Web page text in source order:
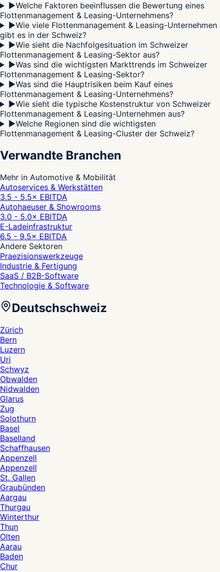
▶Welche Faktoren beeinflussen die Bewertung eines
Flottenmanagement & Leasing-Unternehmens?
▶Wie viele Flottenmanagement & Leasing-Unternehmen
gibt es in der Schweiz?
▶Wie sieht die Nachfolgesituation im Schweizer
Flottenmanagement & Leasing-Sektor aus?
▶Was sind die wichtigsten Markttrends im Schweizer
Flottenmanagement & Leasing-Sektor?
▶Was sind die Hauptrisiken beim Kauf eines
Flottenmanagement & Leasing-Unternehmens?
▶Wie sieht die typische Kostenstruktur von Schweizer
Flottenmanagement & Leasing-Unternehmen aus?
▶Welche Regionen sind die wichtigsten
Flottenmanagement & Leasing-Cluster der Schweiz?
Verwandte Branchen
Mehr in Automotive & Mobilität
Autoservices & Werkstätten
3.5 - 5.5× EBITDA
Autohaeuser & Showrooms
3.0 - 5.0× EBITDA
E-Ladeinfrastruktur
6.5 - 9.5× EBITDA
Andere Sektoren
Praezisionswerkzeuge
Industrie & Fertigung
SaaS / B2B-Software
Technologie & Software
Deutschschweiz
Zürich
Bern
Luzern
Uri
Schwyz
Obwalden
Nidwalden
Glarus
Zug
Solothurn
Basel
Baselland
Schaffhausen
Appenzell
Appenzell
St. Gallen
Graubünden
Aargau
Thurgau
Winterthur
Thun
Olten
Aarau
Baden
Chur